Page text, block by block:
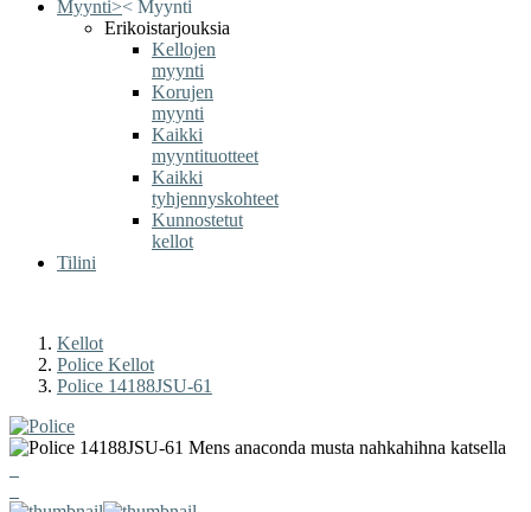
Myynti>< Myynti
Erikoistarjouksia
Kellojen
myynti
Korujen
myynti
Kaikki
myyntituotteet
Kaikki
tyhjennyskohteet
Kunnostetut
kellot
Tilini
Kellot
Police Kellot
Police 14188JSU-61